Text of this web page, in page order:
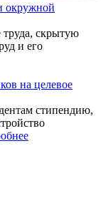
окружной
скрытую
и его